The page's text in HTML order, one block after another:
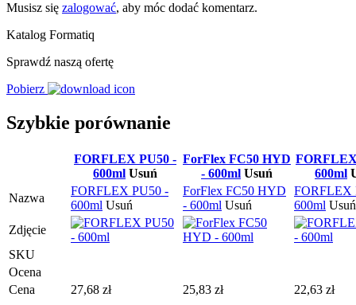
Musisz się zalogować, aby móc dodać komentarz.
Katalog Formatiq
Sprawdź naszą ofertę
Pobierz
Szybkie porównanie
FORFLEX PU50 -
600ml Usuń
ForFlex FC50 HYD
- 600ml Usuń
600ml
Nazwa
FORFLEX PU50 -
600ml Usuń
ForFlex FC50 HYD
- 600ml Usuń
FORFLEX
600ml Usuń
Zdjęcie
SKU
Ocena
Cena
27,68 zł 25,83 zł 22,63 zł